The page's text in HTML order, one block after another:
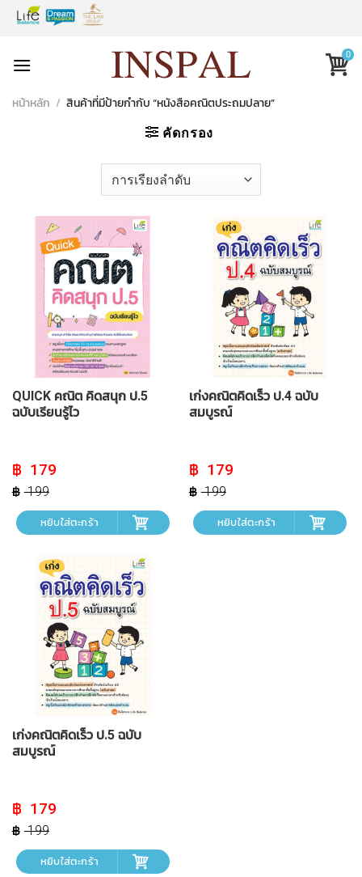
Skip
0
หน้าหลัก / สินค้าที่มีป้ายกำกับ “หนังสือคณิตประถมปลาย”
คัดกรอง
QUICK คณิต คิดสนุก ป.5
ฉบับเรียนรู้ไว
199
Original
price
was:
฿ 199.
179
Current
price
is:
฿ 179.
หยิบใส่ตะกร้า
เก่งคณิตคิดเร็ว ป.4 ฉบับ
สมบูรณ์
199
Original
price
was:
฿ 199.
179
Current
price
is:
฿ 179.
หยิบใส่ตะกร้า
เก่งคณิตคิดเร็ว ป.5 ฉบับ
สมบูรณ์
199
Original
price
was:
฿ 199.
179
Current
price
is:
฿ 179.
หยิบใส่ตะกร้า